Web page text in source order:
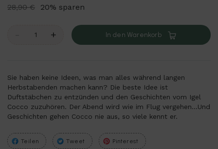
28,90 € 20% sparen
+ In den Warenkorb
Sie haben keine Ideen, was man alles während langen
Herbstabenden machen kann? Die beste Idee ist
Duftstäbchen zu entzünden und den Geschichten vom Igel
Cocco zuzuhören. Der Abend wird wie im Flug vergehen…Und
Geschichten gehen Cocco nie aus, so viele kennt er.
Teilen Tweet Pinterest